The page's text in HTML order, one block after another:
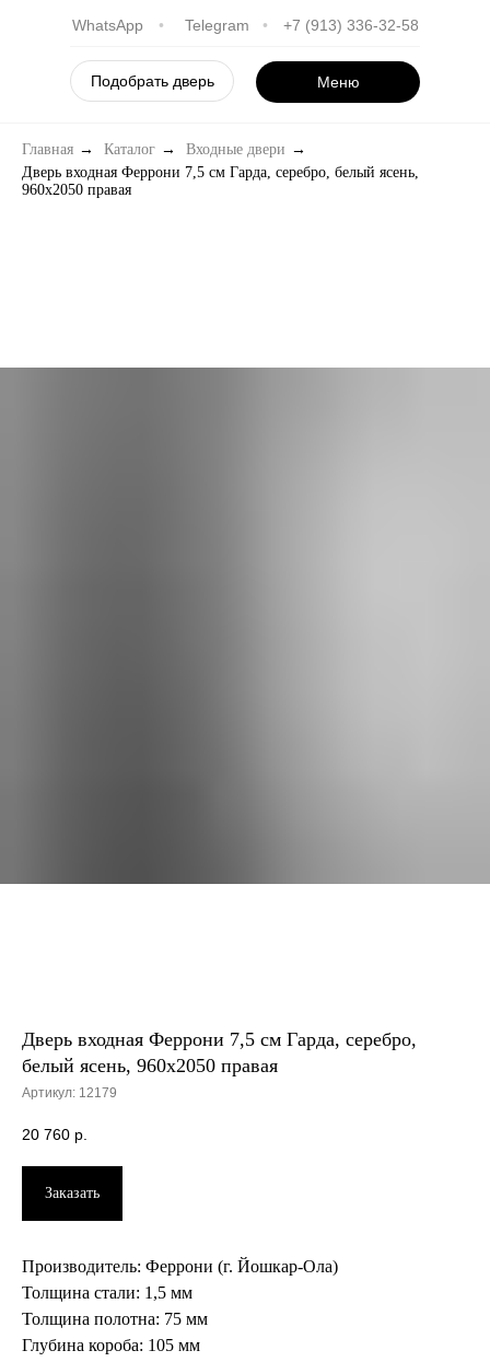
WhatsApp •
Telegram
• +7 (913) 336-32-58
Подобрать дверь Меню
Главная → Каталог → Входные двери →
Дверь входная Феррони 7,5 см Гарда, серебро, белый ясень,
960х2050 правая
Дверь входная Феррони 7,5 см Гарда, серебро,
белый ясень, 960х2050 правая
Артикул: 12179
20 760 р.
Заказать
Производитель: Феррони (г. Йошкар-Ола)
Толщина стали: 1,5 мм
Толщина полотна: 75 мм
Глубина короба: 105 мм